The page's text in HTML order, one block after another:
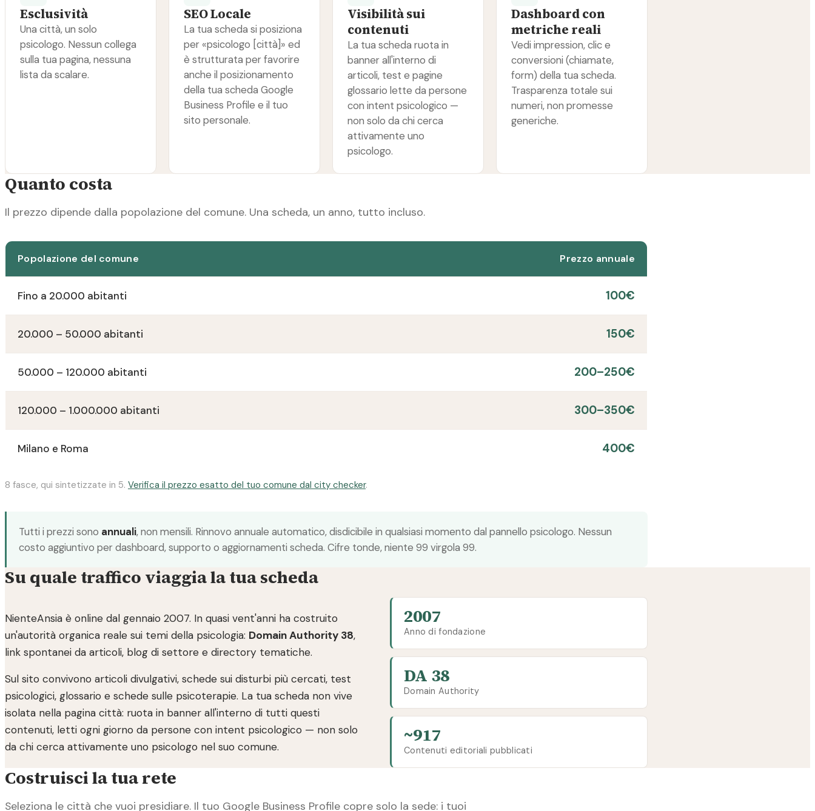
Esclusività
Una città, un solo
psicologo. Nessun collega
sulla tua pagina, nessuna
lista da scalare.
SEO Locale
La tua scheda si posiziona
per «psicologo [città]» ed
è strutturata per favorire
anche il posizionamento
della tua scheda Google
Business Profile e il tuo
sito personale.
Visibilità sui
contenuti
La tua scheda ruota in
banner all'interno di
articoli, test e pagine
glossario lette da persone
con intent psicologico —
non solo da chi cerca
attivamente uno
psicologo.
Dashboard con
metriche reali
Vedi impression, clic e
conversioni (chiamate,
form) della tua scheda.
Trasparenza totale sui
numeri, non promesse
generiche.
Quanto costa
Il prezzo dipende dalla popolazione del comune. Una scheda, un anno, tutto incluso.
Popolazione del comune Prezzo annuale
Fino a 20.000 abitanti 100€
20.000 – 50.000 abitanti 150€
50.000 – 120.000 abitanti 200–250€
120.000 – 1.000.000 abitanti 300–350€
Milano e Roma 400€
8 fasce, qui sintetizzate in 5. Verifica il prezzo esatto del tuo comune dal city checker.
Tutti i prezzi sono annuali, non mensili. Rinnovo annuale automatico, disdicibile in qualsiasi momento dal pannello psicologo. Nessun
costo aggiuntivo per dashboard, supporto o aggiornamenti scheda. Cifre tonde, niente 99 virgola 99.
Su quale traffico viaggia la tua scheda
NienteAnsia è online dal gennaio 2007. In quasi vent'anni ha costruito
un'autorità organica reale sui temi della psicologia: Domain Authority 38,
link spontanei da articoli, blog di settore e directory tematiche.
Sul sito convivono articoli divulgativi, schede sui disturbi più cercati, test
psicologici, glossario e schede sulle psicoterapie. La tua scheda non vive
isolata nella pagina città: ruota in banner all'interno di tutti questi
contenuti, letti ogni giorno da persone con intent psicologico — non solo
da chi cerca attivamente uno psicologo nel suo comune.
2007
Anno di fondazione
DA 38
Domain Authority
~917
Contenuti editoriali pubblicati
Costruisci la tua rete
Seleziona le città che vuoi presidiare. Il tuo Google Business Profile copre solo la sede: i tuoi